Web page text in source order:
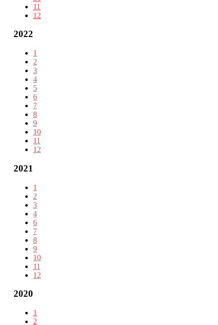
11
12
2022
1
2
3
4
5
6
7
8
9
10
11
12
2021
1
2
3
4
6
7
8
9
10
11
12
2020
1
2